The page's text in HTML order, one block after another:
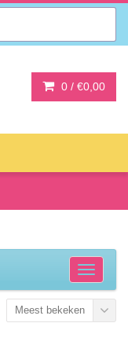
0 / €0,00
Meest bekeken